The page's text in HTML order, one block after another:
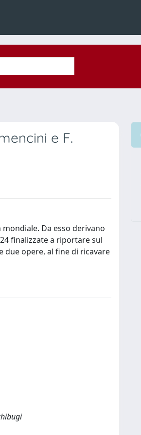
e F.
Da esso derivano
finalizzate a riportare sul
opere, al fine di ricavare